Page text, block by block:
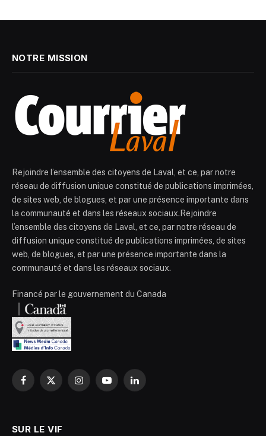
NOTRE MISSION
Rejoindre l’ensemble des citoyens de Laval, et ce, par notre
réseau de diffusion unique constitué de publications imprimées,
de sites web, de blogues, et par une présence importante dans
la communauté et dans les réseaux sociaux.Rejoindre
l’ensemble des citoyens de Laval, et ce, par notre réseau de
diffusion unique constitué de publications imprimées, de sites
web, de blogues, et par une présence importante dans la
communauté et dans les réseaux sociaux.
Financé par le gouvernement du Canada
Facebook
X
InstagramYouTubeLinkedIn
SUR LE VIF